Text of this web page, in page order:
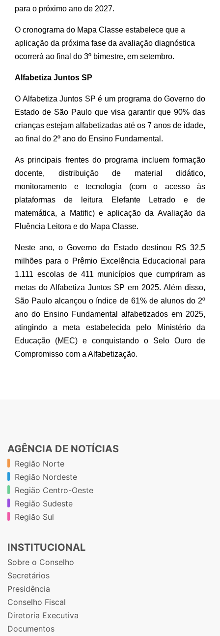
para o próximo ano de 2027.
O cronograma do Mapa Classe estabelece que a
aplicação da próxima fase da avaliação diagnóstica
ocorrerá ao final do 3º bimestre, em setembro.
Alfabetiza Juntos SP
O Alfabetiza Juntos SP é um programa do Governo do
Estado de São Paulo que visa garantir que 90% das
crianças estejam alfabetizadas até os 7 anos de idade,
ao final do 2º ano do Ensino Fundamental.
As principais frentes do programa incluem formação
docente, distribuição de material didático,
monitoramento e tecnologia (com o acesso às
plataformas de leitura Elefante Letrado e de
matemática, a Matific) e aplicação da Avaliação da
Fluência Leitora e do Mapa Classe.
Neste ano, o Governo do Estado destinou R$ 32,5
milhões para o Prêmio Excelência Educacional para
1.111 escolas de 411 municípios que cumpriram as
metas do Alfabetiza Juntos SP em 2025. Além disso,
São Paulo alcançou o índice de 61% de alunos do 2º
ano do Ensino Fundamental alfabetizados em 2025,
atingindo a meta estabelecida pelo Ministério da
Educação (MEC) e conquistando o Selo Ouro de
Compromisso com a Alfabetização.
AGÊNCIA DE NOTÍCIAS
Região Norte
Região Nordeste
Região Centro-Oeste
Região Sudeste
Região Sul
INSTITUCIONAL
Sobre o Conselho
Secretários
Presidência
Conselho Fiscal
Diretoria Executiva
Documentos